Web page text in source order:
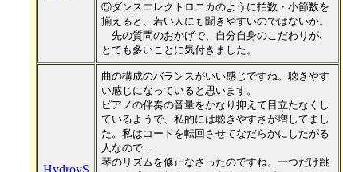
⑤ダンスエレクトロニカのように拍数・小節数を
揃えると、若い人にも聞きやすいのではないか。
先の質問のおかげで、自分自身のこだわりが､
とても多いことに気付きました。
HydroyS
曲の構成のバランスがいい感じですね。聴きやす
い感じになっていると思います。
ピアノの伴奏の音量をかなり抑えて目立たなくし
ているようで、私的には聴きやすさが増してまし
た。私はコードを転回させてなだらかにしたがる
人なので…
琴のリズムを修正なさったのですね。一つだけ跳